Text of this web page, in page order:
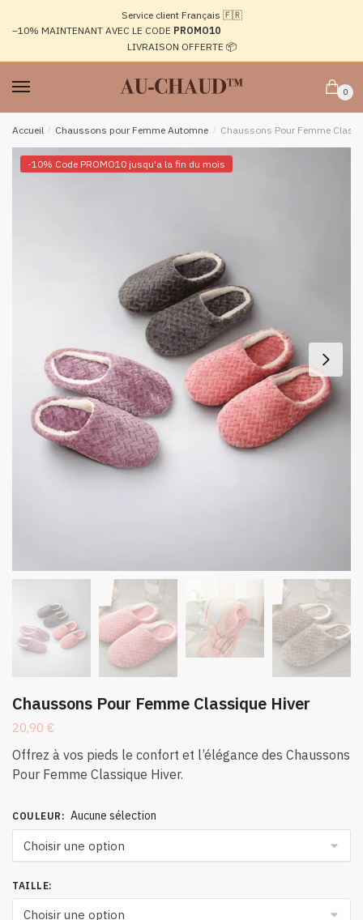
navigation
Service client Français 🇫🇷
–10% MAINTENANT AVEC LE CODE PROMO10
LIVRAISON OFFERTE 📦
0
Accueil / Chaussons pour Femme Automne / Chaussons Pour Femme
-10% Code PROMO10 jusqu'a la fin du mois
Chaussons Pour Femme Classique Hiver
20,90 €
Offrez à vos pieds le confort et l’élégance des Chaussons
Pour Femme Classique Hiver.
COULEUR : Aucune sélection
TAILLE: